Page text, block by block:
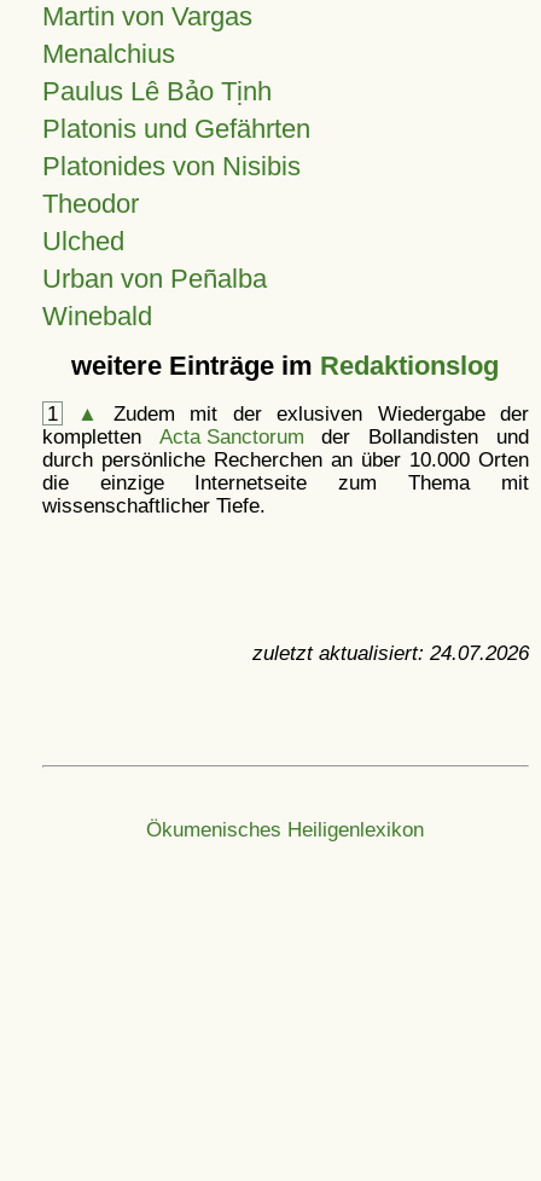
Martin von Vargas
Menalchius
Paulus Lê Bảo Tịnh
Platonis und Gefährten
Platonides von Nisibis
Theodor
Ulched
Urban von Peñalba
Winebald
weitere Einträge im Redaktionslog
1 ▲
Zudem mit der exlusiven Wiedergabe der
kompletten Acta Sanctorum der Bollandisten und
durch persönliche Recherchen an über 10.000 Orten
die einzige Internetseite zum Thema mit
wissenschaftlicher Tiefe.
zuletzt aktualisiert: 24.07.2026
Ökumenisches Heiligenlexikon